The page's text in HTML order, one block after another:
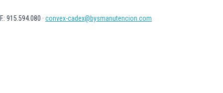
915.594.080 · convex-cadex@bysmanutencion.com